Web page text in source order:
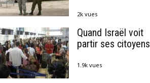
2k vues
Quand Israël voit
partir ses citoyens
1.9k vues